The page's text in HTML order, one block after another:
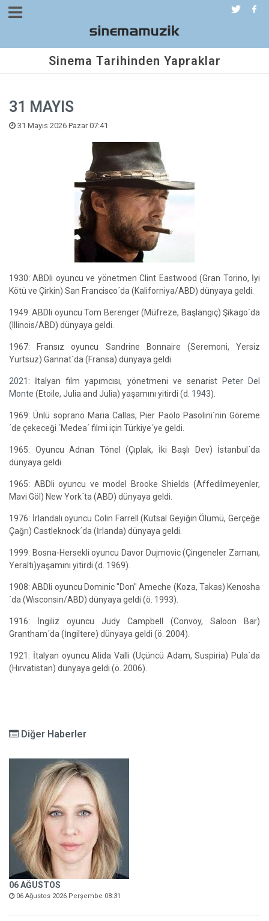
Sinema Tarihinden Yapraklar
31 MAYIS
31 Mayıs 2026 Pazar 07:41
1930: ABDli oyuncu ve yönetmen Clint Eastwood (Gran Torino, İyi
Kötü ve Çirkin) San Francisco´da (Kaliforniya/ABD) dünyaya geldi.
1949: ABDli oyuncu Tom Berenger (Müfreze, Başlangıç) Şikago´da
(Illinois/ABD) dünyaya geldi.
1967: Fransız oyuncu Sandrine Bonnaire (Seremoni, Yersiz
Yurtsuz) Gannat´da (Fransa) dünyaya geldi.
2021 : İtalyan film yapımcısı, yönetmeni ve senarist
Peter Del
Monte (Etoile, Julia and Julia) yaşamını yitirdi (d. 1943).
1969: Ünlü soprano Maria Callas, Pier Paolo Pasolini´nin Göreme
´de çekeceği ´Medea´ filmi için Türkiye´ye geldi.
1965: Oyuncu Adnan Tönel (Çıplak, İki Başlı Dev) İstanbul´da
dünyaya geldi.
1965: ABDli oyuncu ve model Brooke Shields (Affedilmeyenler,
Mavi Göl) New York´ta (ABD) dünyaya geldi.
1976: İrlandalı oyuncu Colin Farrell (Kutsal Geyiğin Ölümü, Gerçeğe
Çağrı) Castleknock´da (İrlanda) dünyaya geldi.
1999: Bosna-Hersekli oyuncu Davor Dujmovic (Çingeneler Zamanı,
Yeraltı)yaşamını yitirdi (d. 1969).
1908: ABDli oyuncu Dominic "Don" Ameche (Koza, Takas) Kenosha
´da (Wisconsin/ABD) dünyaya geldi (ö. 1993).
1916: İngiliz oyuncu Judy Campbell (Convoy, Saloon Bar)
Grantham´da (İngiltere) dünyaya geldi (ö. 2004).
1921: İtalyan oyuncu Alida Valli (Üçüncü Adam, Suspiria) Pula´da
(Hırvatistan) dünyaya geldi (ö. 2006).
Diğer Haberler
06 AĞUSTOS
06 Ağustos 2026 Perşembe 08:31